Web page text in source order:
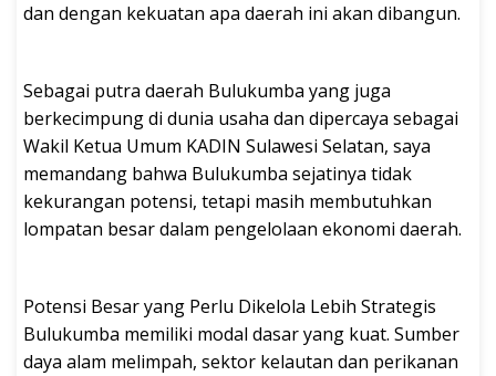
dan dengan kekuatan apa daerah ini akan dibangun.
Sebagai putra daerah Bulukumba yang juga
berkecimpung di dunia usaha dan dipercaya sebagai
Wakil Ketua Umum KADIN Sulawesi Selatan, saya
memandang bahwa Bulukumba sejatinya tidak
kekurangan potensi, tetapi masih membutuhkan
lompatan besar dalam pengelolaan ekonomi daerah.
Potensi Besar yang Perlu Dikelola Lebih Strategis
Bulukumba memiliki modal dasar yang kuat. Sumber
daya alam melimpah, sektor kelautan dan perikanan